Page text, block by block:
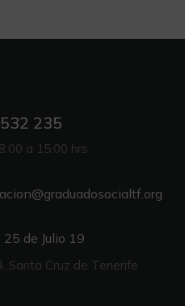
235
a 15:00 hrs
25 de Julio 19
Santa Cruz de Tenerife